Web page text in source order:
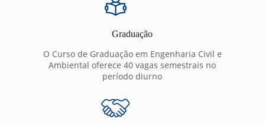
Graduação
O Curso de Graduação em Engenharia Civil e
Ambiental oferece 40 vagas semestrais no
período diurno